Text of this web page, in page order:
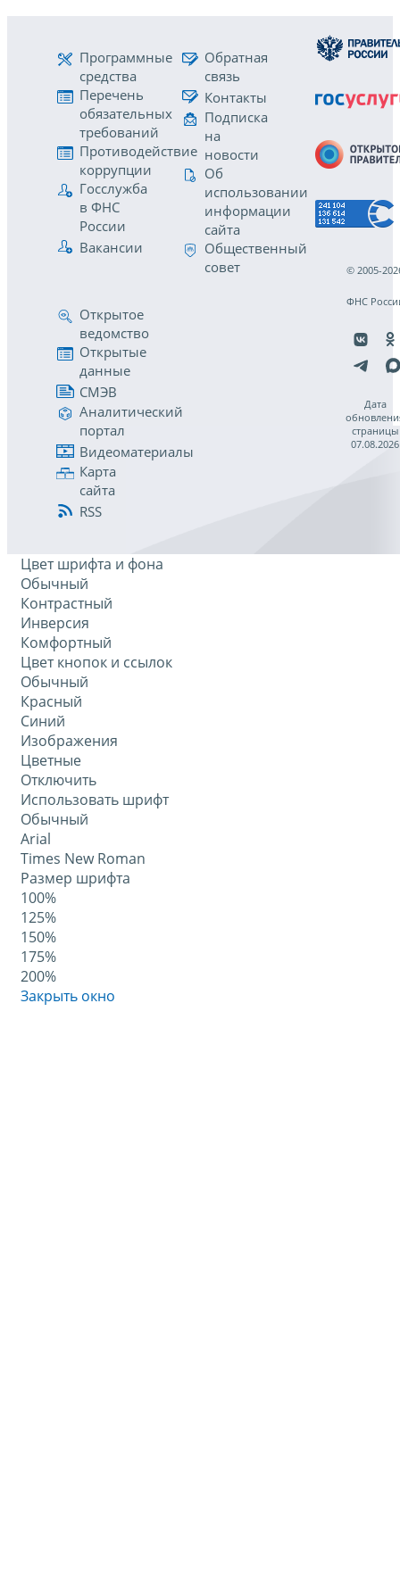
Программные
средства
Перечень
обязательных
требований
Противодействие
коррупции
Госслужба
в ФНС
России
Вакансии
Обратная
связь
Контакты
Подписка
на
новости
Об
использовании
информации
сайта
Общественный
совет
Открытое
ведомство
Открытые
данные
СМЭВ
Аналитический
портал
Видеоматериалы
Карта
сайта
RSS
© 2005-
ФНС
Дата
страницы
07.08.2026
Цвет шрифта и фона
Обычный
Контрастный
Инверсия
Комфортный
Цвет кнопок и ссылок
Обычный
Красный
Синий
Изображения
Цветные
Отключить
Использовать шрифт
Обычный
Arial
Times New Roman
Размер шрифта
100%
125%
150%
175%
200%
Закрыть окно